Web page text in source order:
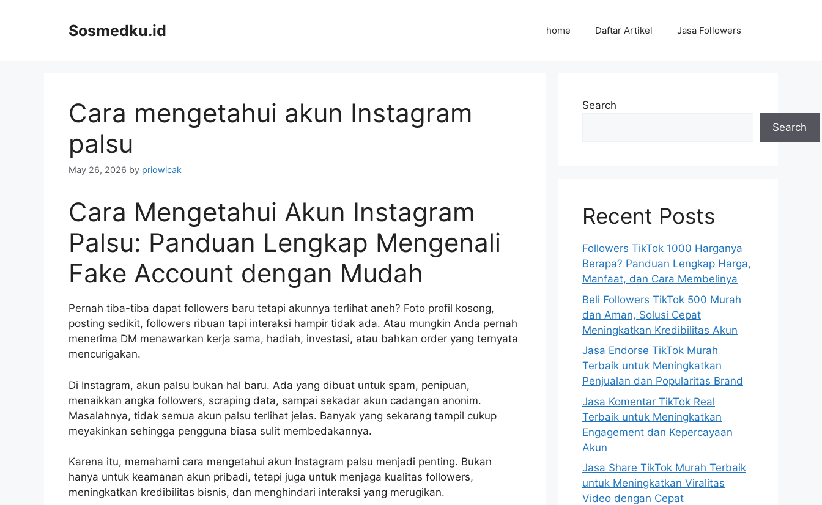
Sosmedku.id home Daftar Artikel Jasa Followers
Cara mengetahui akun Instagram
palsu
May 26, 2026 by priowicak
Cara Mengetahui Akun Instagram
Palsu: Panduan Lengkap Mengenali
Fake Account dengan Mudah
Pernah tiba-tiba dapat followers baru tetapi akunnya terlihat aneh? Foto profil kosong,
posting sedikit, followers ribuan tapi interaksi hampir tidak ada. Atau mungkin Anda pernah
menerima DM menawarkan kerja sama, hadiah, investasi, atau bahkan order yang ternyata
mencurigakan.
Di Instagram, akun palsu bukan hal baru. Ada yang dibuat untuk spam, penipuan,
menaikkan angka followers, scraping data, sampai sekadar akun cadangan anonim.
Masalahnya, tidak semua akun palsu terlihat jelas. Banyak yang sekarang tampil cukup
meyakinkan sehingga pengguna biasa sulit membedakannya.
Karena itu, memahami cara mengetahui akun Instagram palsu menjadi penting. Bukan
hanya untuk keamanan akun pribadi, tetapi juga untuk menjaga kualitas followers,
meningkatkan kredibilitas bisnis, dan menghindari interaksi yang merugikan.
Search
Search
Recent Posts
Followers TikTok 1000 Harganya
Berapa? Panduan Lengkap Harga,
Manfaat, dan Cara Membelinya
Beli Followers TikTok 500 Murah
dan Aman, Solusi Cepat
Meningkatkan Kredibilitas Akun
Jasa Endorse TikTok Murah
Terbaik untuk Meningkatkan
Penjualan dan Popularitas Brand
Jasa Komentar TikTok Real
Terbaik untuk Meningkatkan
Engagement dan Kepercayaan
Akun
Jasa Share TikTok Murah Terbaik
untuk Meningkatkan Viralitas
Video dengan Cepat